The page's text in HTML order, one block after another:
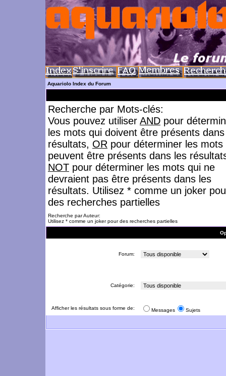
Aquariolo Index du Forum
Recherche par Mots-clés:
Vous pouvez utiliser AND pour
les mots qui doivent être présents
résultats, OR pour déterminer les mots
peuvent être présents dans les
NOT pour déterminer les mots qui ne
devraient pas être présents dans les
résultats. Utilisez * comme un joker
des recherches partielles
Recherche par Auteur:
Utilisez * comme un joker pour des recherches partielles
Forum:
Catégorie:
Afficher les résultats sous forme de: Messages Sujets